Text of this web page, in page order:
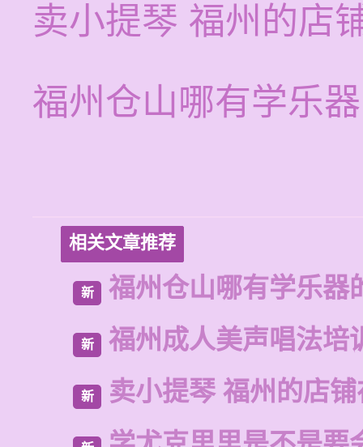
卖小提琴 福州的店
福州仓山哪有学乐
相关文章推荐
新 福州仓山哪有学乐器
新 福州成人美声唱法培
新 卖小提琴 福州的店